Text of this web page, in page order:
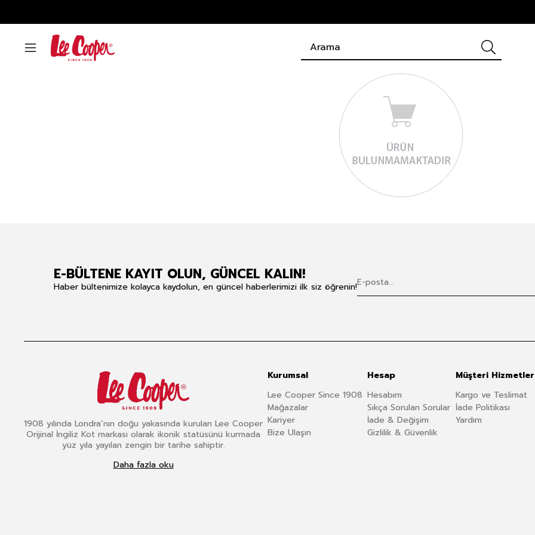
E-BÜLTENE KAYIT OLUN, GÜNCEL KALIN!
Haber bültenimize kolayca kaydolun, en güncel haberlerimizi ilk siz öğrenin!
1908 yılında Londra’nın doğu yakasında kurulan Lee Cooper
Orijinal İngiliz Kot markası olarak ikonik statüsünü kurmada
yüz yıla yayılan zengin bir tarihe sahiptir.
Daha fazla oku
Kurumsal
Lee Cooper Since 1908
Mağazalar
Kariyer
Bize Ulaşın
Hesap
Hesabım
Sıkça Sorulan Sorular
İade & Değişim
Gizlilik & Güvenlik
Müşteri
Kargo ve Teslimat
İade Politikası
Yardım